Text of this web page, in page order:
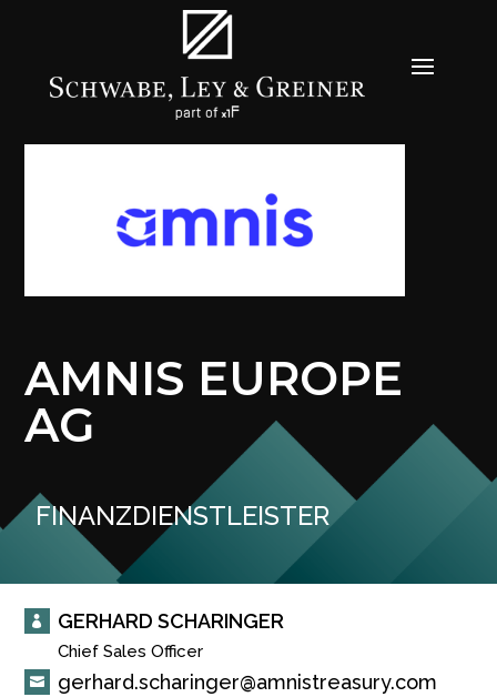
AMNIS EUROPE
AG
FINANZDIENSTLEISTER
 GERHARD SCHARINGER
Chief Sales Officer
 gerhard.scharinger@amnistreasury.com